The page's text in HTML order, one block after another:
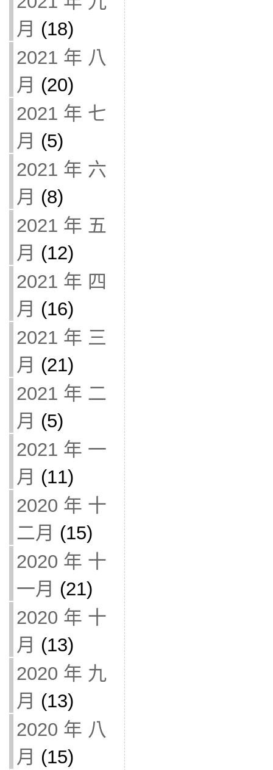
月 (18)
2021 年 八
月 (20)
2021 年 七
月 (5)
2021 年 六
月 (8)
2021 年 五
月 (12)
2021 年 四
月 (16)
2021 年 三
月 (21)
2021 年 二
月 (5)
2021 年 一
月 (11)
2020 年 十
二月 (15)
2020 年 十
一月 (21)
2020 年 十
月 (13)
2020 年 九
月 (13)
2020 年 八
月 (15)